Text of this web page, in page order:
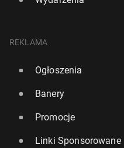
REKLAMA
Ogłoszenia
Banery
Promocje
Linki Sponsorowane